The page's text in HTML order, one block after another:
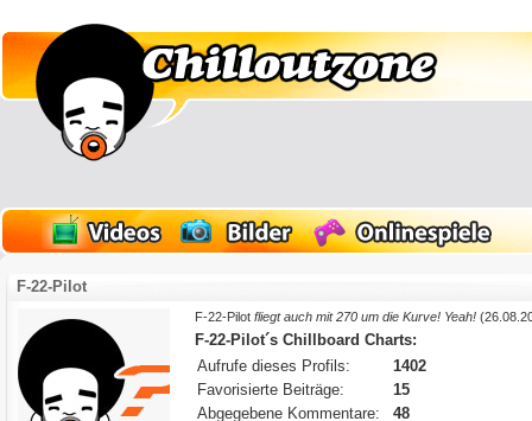
F-22-Pilot
F-22-Pilotfliegt auch mit 270 um die Kurve! Yeah!
F-22-Pilot´s Chillboard Charts:
Aufrufe dieses Profils:
1402
Favorisierte Beiträge:
15
Abgegebene Kommentare:
48